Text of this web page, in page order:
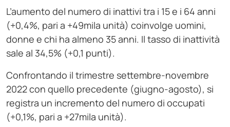
L’aumento del numero di inattivi tra i 15 e i 64 anni
(+0,4%, pari a +49mila unità) coinvolge uomini,
donne e chi ha almeno 35 anni. Il tasso di inattività
sale al 34,5% (+0,1 punti).
Confrontando il trimestre settembre-novembre
2022 con quello precedente (giugno-agosto), si
registra un incremento del numero di occupati
(+0,1%, pari a +27mila unità).